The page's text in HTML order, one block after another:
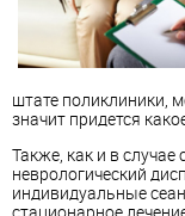
штате поликлиники,
значит придется
Также, как и в
неврологический
индивидуальные